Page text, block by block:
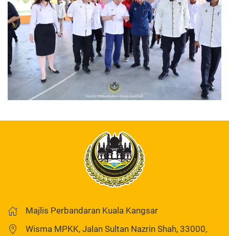
Majlis Perbandaran Kuala Kangsar
Wisma MPKK, Jalan Sultan Nazrin Shah, 33000,